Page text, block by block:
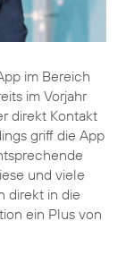
im Bereich
im Vorjahr
direkt Kontakt
griff die App
und viele
direkt in die
ein Plus von